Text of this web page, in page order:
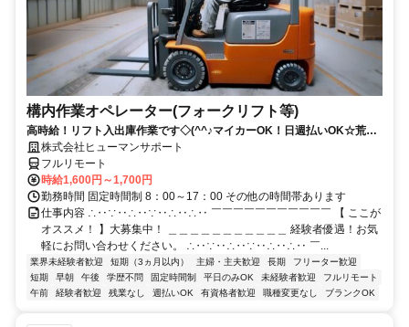
構内作業オペレーター(フォークリフト等)
高時給！リフト入出庫作業です◇(^^♪マイカーOK！日週払いOK☆荒本
駅★【シゴト№0619】
株式会社ヒューマンサポート
フルリモート
時給1,600円～1,700円
勤務時間 固定時間制 8：00～17：00 その他の時間帯あります
仕事内容 ∴‥∵‥∴‥∵‥∴‥∴‥ ￣￣￣￣￣￣￣￣￣￣￣ 【 ここが
オススメ！ 】大募集中！ ＿＿＿＿＿＿＿＿＿＿＿ 経験者優遇！お気
軽にお問い合わせください。 ∴‥∵‥∴‥∵‥∴‥∴‥ ￣...
業界未経験者歓迎 短期（3ヵ月以内） 主婦・主夫歓迎 長期
フリーター歓迎
短期
早朝 午後 学歴不問 固定時間制 平日のみOK 未経験者歓迎
フルリモート
午前
経験者歓迎 残業なし 週払いOK 有資格者歓迎 職種変更なし ブランクOK